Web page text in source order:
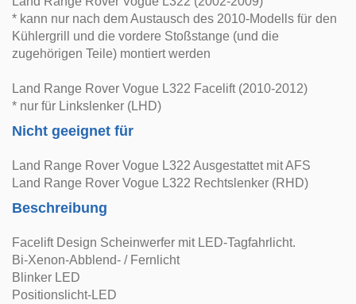
* kann nur nach dem Austausch des 2010-Modells für den
Kühlergrill und die vordere Stoßstange (und die
zugehörigen Teile) montiert werden
Land Range Rover Vogue L322 Facelift (2010-2012)
* nur für Linkslenker (LHD)
Nicht geeignet für
Land Range Rover Vogue L322 Ausgestattet mit AFS
Land Range Rover Vogue L322 Rechtslenker (RHD)
Beschreibung
Facelift Design Scheinwerfer mit LED-Tagfahrlicht.
Bi-Xenon-Abblend- / Fernlicht
Blinker LED
Positionslicht-LED